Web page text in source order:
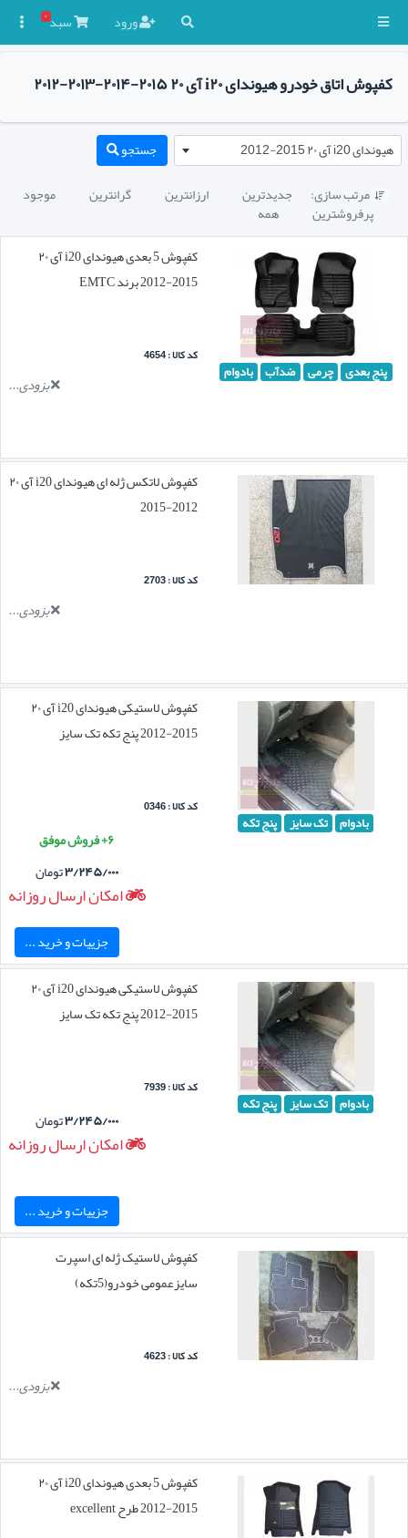
ورود سبد۰
کفپوش اتاق خودرو هیوندای i۲۰ آی ۲۰ ۲۰۱۵-۲۰۱۴-۲۰۱۳-۲۰۱۲
هیوندای i20 آی ۲۰ 2015-2012 جستجو
 مرتب سازی: جدیدترین ارزانترین گرانترین موجود
پرفروشترین همه
پنج بعدی چرمی ضدآب بادوام
کفپوش 5 بعدی هیوندای i20 آی ۲۰
2015-2012 برند EMTC
کد کالا : 4654
بزودی...
کفپوش لاتکس ژله ای هیوندای i20 آی ۲۰
2012-2015
کد کالا : 2703
بزودی...
بادوام تک سایز پنج تکه
کفپوش لاستیکی هیوندای i20 آی ۲۰
2015-2012 پنج تکه تک سایز
کد کالا : 0346
۶+ فروش موفق
۳/۲۴۵/۰۰۰تومان
امکان ارسال روزانه
جزییات و خرید ...
بادوام تک سایز پنج تکه
کفپوش لاستیکی هیوندای i20 آی ۲۰
2015-2012 پنج تکه تک سایز
کد کالا : 7939
۳/۲۴۵/۰۰۰تومان
امکان ارسال روزانه
جزییات و خرید ...
کفپوش لاستیک ژله ای اسپرت
سایزعمومی خودرو(5تکه)
کد کالا : 4623
بزودی...
کفپوش 5 بعدی هیوندای i20 آی ۲۰
2015-2012 طرح excellent